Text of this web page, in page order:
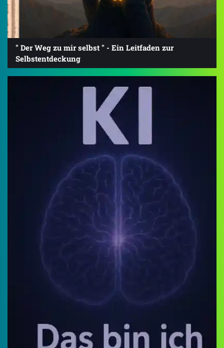
" Der Weg zu mir selbst " - Ein Leitfaden zur
Selbstentdeckung